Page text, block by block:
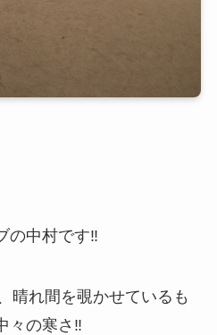
の中村です‼️
晴れ間を覗かせているも
々の寒さ‼️